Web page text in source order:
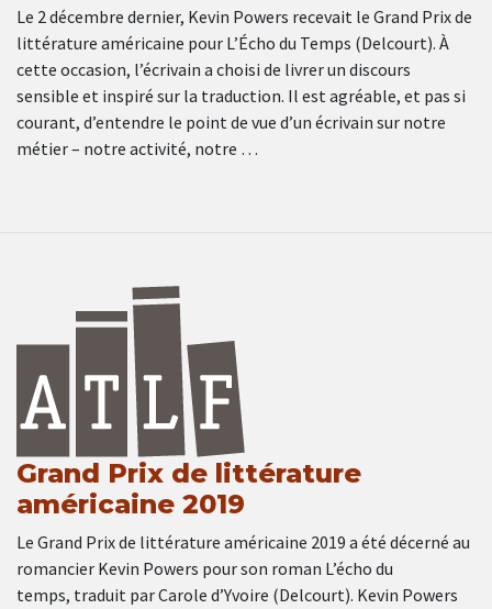
Le 2 décembre dernier, Kevin Powers recevait le Grand Prix de
littérature américaine pour L’Écho du Temps (Delcourt). À
cette occasion, l’écrivain a choisi de livrer un discours
sensible et inspiré sur la traduction. Il est agréable, et pas si
courant, d’entendre le point de vue d’un écrivain sur notre
métier – notre activité, notre …
Grand Prix de littérature
américaine 2019
Le Grand Prix de littérature américaine 2019 a été décerné au
romancier Kevin Powers pour son roman L’écho du
temps, traduit par Carole d’Yvoire (Delcourt). Kevin Powers